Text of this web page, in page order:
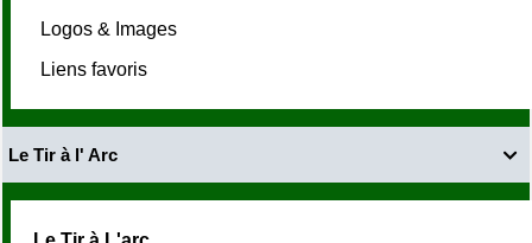
Logos & Images
Liens favoris

Le Tir à l' Arc